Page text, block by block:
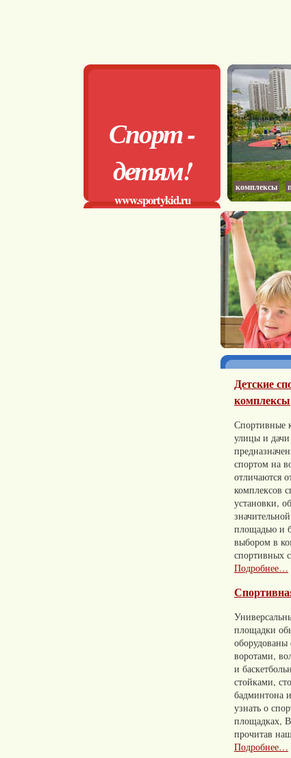
Спорт -
детям!
www.sportykid.ru
комплексы
Детские
комплексы
Спортивные
улицы и
спортом на
отличаются
комплексов
установки,
площадью и
выбором в
спортивных
Подробнее…
площадки
воротами,
и
стойками,
бадминтона
узнать о
площадках,
прочитав
Подробнее…